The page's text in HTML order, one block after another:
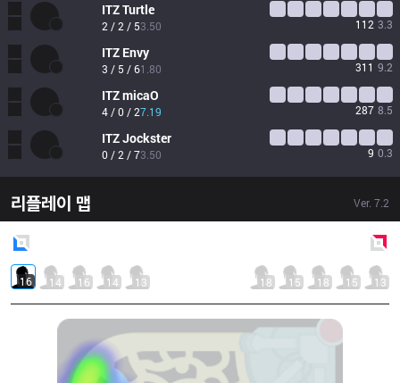
ITZTurtle
2 / 2 / 53.50 112 3.3
ITZ Envy
3 / 5 / 61.80 311 9.2
ITZmicaO
4 / 0 / 27.19 287 8.5
ITZJockster
0 / 2 / 73.50 9 0.3
리플레이 맵 Ver. 7.2
16 14 16 14 13 18 15 18 15 13